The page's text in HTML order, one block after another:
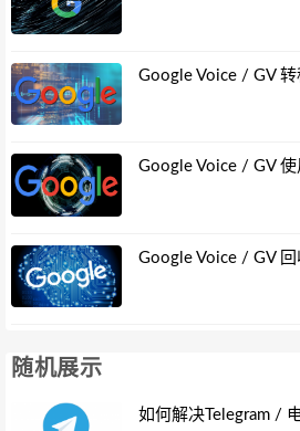
Google Voice / GV
Google Voice / GV
Google Voice / GV
随机展示
如何解决Telegram /